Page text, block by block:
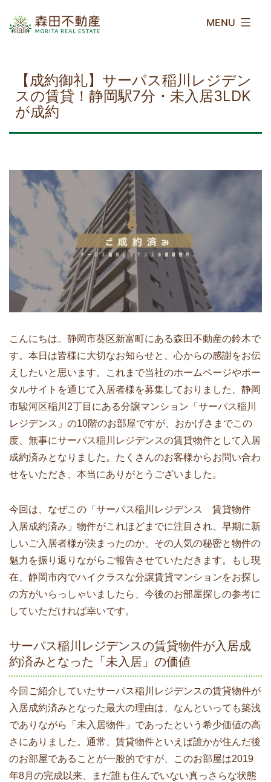
田
【成約御礼】サーパス稲川レジデン
スの賃貸！静岡駅7分・未入居3LDK
が成約
こんにちは。静岡市葵区新富町にある森田不動産の鈴木で
す。本日は皆様に大切なお知らせと、心からの感謝をお伝
えしたいと思います。これまで当社のホームページやポー
タルサイトを通じて入居者様を募集しておりました、静岡
市駿河区稲川2丁目にある分譲マンション「サーパス稲川
レジデンス」の10階のお部屋ですが、おかげさまでこの
度、無事にサーパス稲川レジデンスの賃貸物件として入居
成約済みとなりました。たくさんのお客様からお問い合わ
せをいただき、本当にありがとうございました。
今回は、なぜこの「サーパス稲川レジデンス 賃貸物件
入居成約済み」物件がこれほどまでに注目され、早期に新
しいご入居者様が決まったのか、その人気の秘密と物件の
魅力を振り返りながらご報告させていただきます。もし現
在、静岡市内でハイクラスな分譲賃貸マンションをお探し
の方がいらっしゃいましたら、今後のお部屋探しの参考に
していただければ幸いです。
サーパス稲川レジデンスの賃貸物件が入居成
約済みとなった「未入居」の価値
今回ご紹介していたサーパス稲川レジデンスの賃貸物件が
入居成約済みとなった最大の理由は、なんといっても築浅
でありながら「未入居物件」であったという希少価値の高
さにありました。通常、賃貸物件といえば誰かが住んだ後
のお部屋であることが一般的ですが、このお部屋は2019
年8月の完成以来、まだ誰も住んでいない真っさらな状態